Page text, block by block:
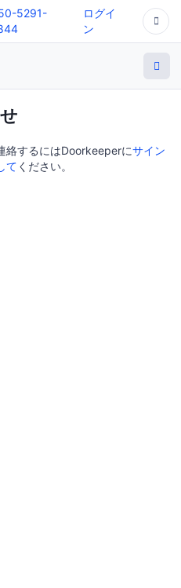
5291-
ログイ
ン
絡するにはDoorkeeperにサイン
て ください。